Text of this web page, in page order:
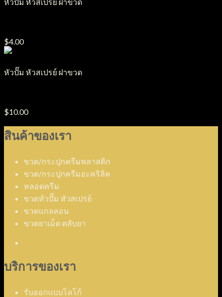
$4.00
หัวปั๊ม หัวสเปรย์ ฝาขวด
$10.00
สินค้าของเรา
ขวด/กระปุกครีมพลาสติก
ขวด/กระปุกครีมอะคริลิค
หลอดครีม
ขวดหัวปั๊ม หัวสเปรย์
ขวดแกลลอน
ขวดยาเม็ด ตลับยา
บริการของเรา
รับออกแบบโลโก้